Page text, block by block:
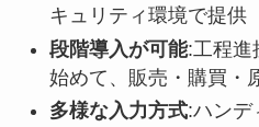
キュリティ環境で提供
段階導入が可能:工程進
始めて、販売・購買・
多様な入力方式:ハンデ